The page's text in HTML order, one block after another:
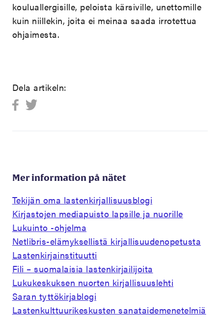
kouluallergisille, peloista kärsiville, unettomille
kuin niillekin, joita ei meinaa saada irrotettua
ohjaimesta.
Dela artikeln:
Mer information på nätet
Tekijän oma lastenkirjallisuusblogi
Kirjastojen mediapuisto lapsille ja nuorille
Lukuinto -ohjelma
Netlibris-elämyksellistä kirjallisuudenopetusta
Lastenkirjainstituutti
Fili – suomalaisia lastenkirjailijoita
Lukukeskuksen nuorten kirjallisuuslehti
Saran tyttökirjablogi
Lastenkulttuurikeskusten sanataidemenetelmiä